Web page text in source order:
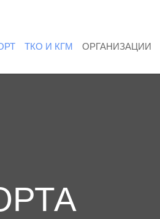
ТКО И КГМ ОРГАНИЗАЦИИ